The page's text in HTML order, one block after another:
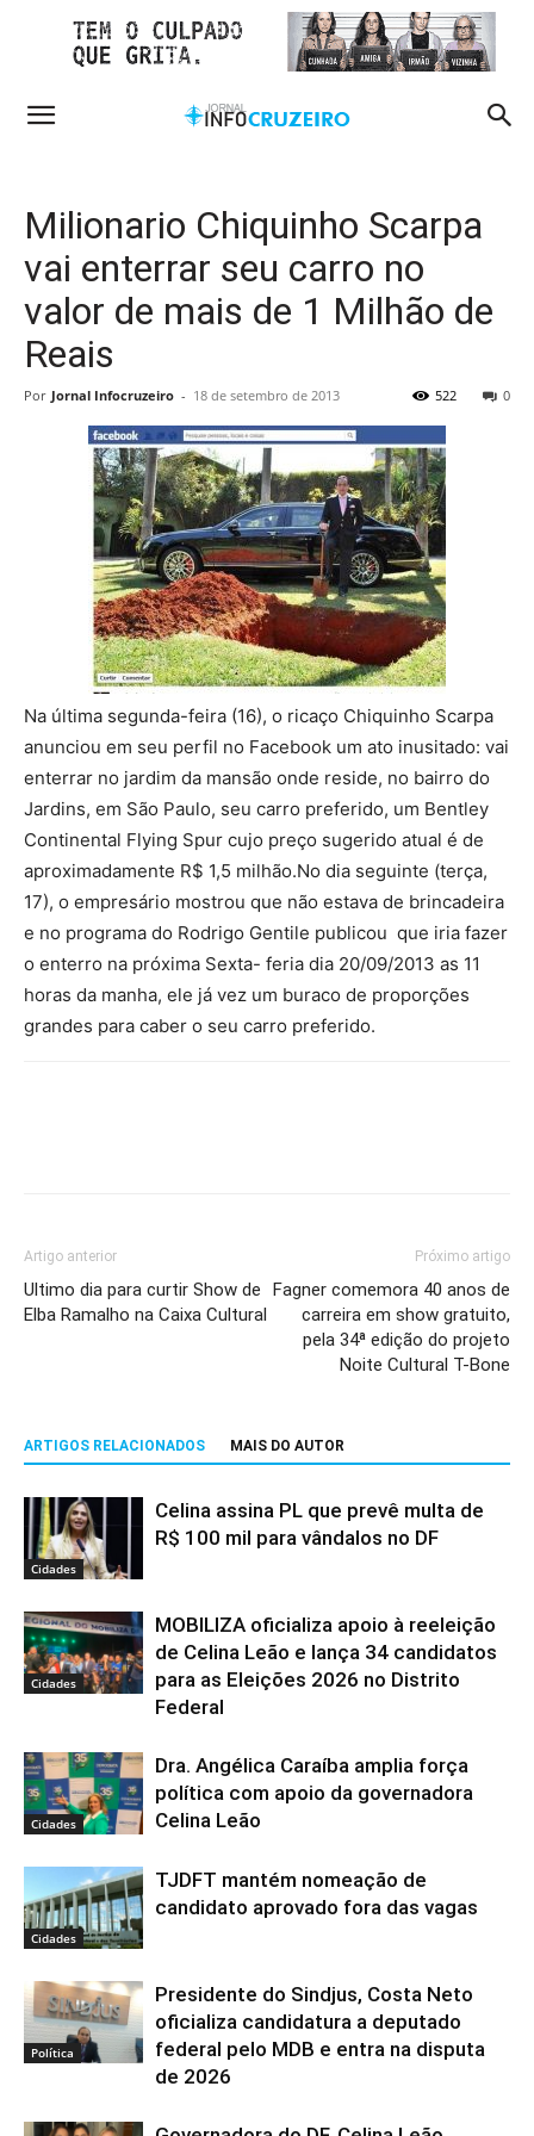
Milionario Chiquinho Scarpa
vai enterrar seu carro no
valor de mais de 1 Milhão de
Reais
Por Jornal Infocruzeiro - 18 de setembro de 2013 0
522
Na última segunda-feira (16), o ricaço Chiquinho Scarpa
anunciou em seu perfil no Facebook um ato inusitado: vai
enterrar no jardim da mansão onde reside, no bairro do
Jardins, em São Paulo, seu carro preferido, um Bentley
Continental Flying Spur cujo preço sugerido atual é de
aproximadamente R$ 1,5 milhão.No dia seguinte (terça,
17), o empresário mostrou que não estava de brincadeira
e no programa do Rodrigo Gentile publicou que iria fazer
o enterro na próxima Sexta- feria dia 20/09/2013 as 11
horas da manha, ele já vez um buraco de proporções
grandes para caber o seu carro preferido.
Artigo anterior
Ultimo dia para curtir Show de
Elba Ramalho na Caixa Cultural
Próximo artigo
Fagner comemora 40 anos de
carreira em show gratuito,
pela 34ª edição do projeto
Noite Cultural T-Bone
ARTIGOS RELACIONADOS MAIS DO AUTOR
Cidades
Celina assina PL que prevê multa de
R$ 100 mil para vândalos no DF
Cidades
MOBILIZA oficializa apoio à reeleição
de Celina Leão e lança 34 candidatos
para as Eleições 2026 no Distrito
Federal
Cidades
Dra. Angélica Caraíba amplia força
política com apoio da governadora
Celina Leão
Cidades
TJDFT mantém nomeação de
candidato aprovado fora das vagas
Política
Presidente do Sindjus, Costa Neto
oficializa candidatura a deputado
federal pelo MDB e entra na disputa
de 2026